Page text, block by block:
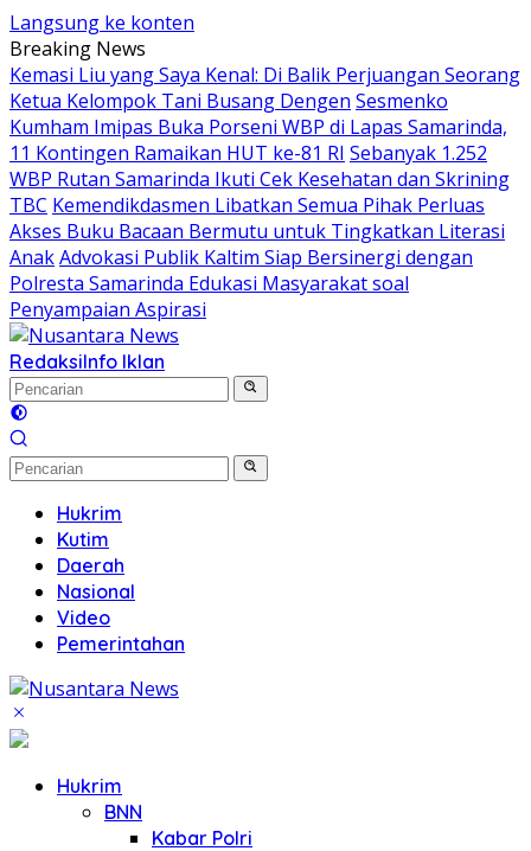
Langsung ke konten
Breaking News
Kemasi Liu yang Saya Kenal: Di Balik Perjuangan Seorang
Ketua Kelompok Tani Busang Dengen Sesmenko
Kumham Imipas Buka Porseni WBP di Lapas Samarinda,
11 Kontingen Ramaikan HUT ke-81 RI Sebanyak 1.252
WBP Rutan Samarinda Ikuti Cek Kesehatan dan Skrining
TBC Kemendikdasmen Libatkan Semua Pihak Perluas
Akses Buku Bacaan Bermutu untuk Tingkatkan Literasi
AnakAdvokasi Publik Kaltim Siap Bersinergi dengan
Polresta Samarinda Edukasi Masyarakat soal
Penyampaian Aspirasi
RedaksiInfo Iklan
Hukrim
Kutim
Daerah
Nasional
Video
Pemerintahan
Hukrim
BNN
Kabar Polri